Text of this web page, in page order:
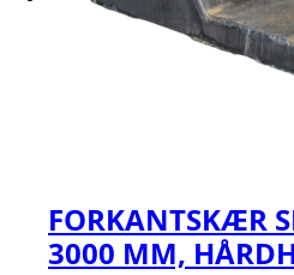
FORKANTSKÆR
3000 MM,